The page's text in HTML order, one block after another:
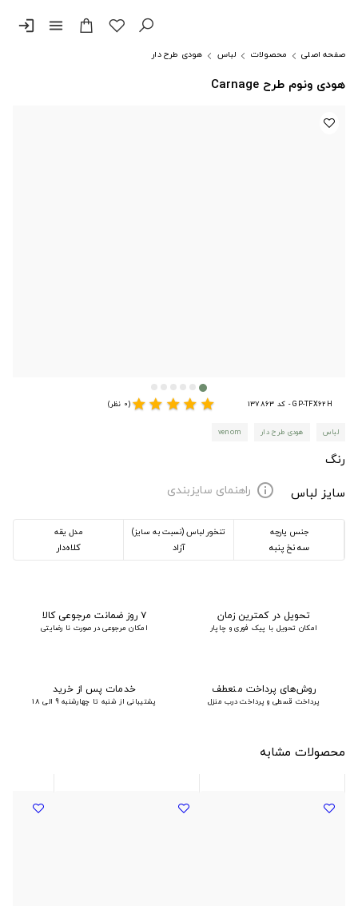
menu
login
صفحه اصلی محصولات لباس هودی طرح دار
هودی ونوم طرح Carnage
GP-TFX62H - کد 137863 star
star
star
star
star(0 نظر)
لباس هودی طرح دار venom
رنگ
سایز لباس
info راهنمای سایزبندی
جنس پارچه
سه نخ پنبه
تنخور لباس (نسبت به سایز)
آزاد
مدل یقه
کلاه‌دار
تحویل در کمترین زمان
امکان تحویل با پیک فوری و چاپار
۷ روز ضمانت مرجوعی کالا
امکان مرجوعی در صورت نا رضایتی
روش‌های پرداخت منعطف
پرداخت قسطی و پرداخت درب منزل
خدمات پس از خرید
پشتیبانی از شنبه تا چهارشنبه 9 الی 18
محصولات مشابه